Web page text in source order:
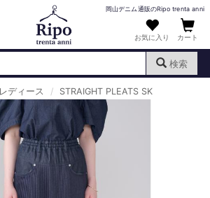
岡山デニム通販のRipo trenta anni
お気に入り カート
検索
登録 ）
ム
ツ
ディース STRAIGHT PLEATS SK